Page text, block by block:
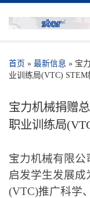
首页 » 最新信息 » 宝
业训练局(VTC)
宝力机械捐赠
职业训练局
宝力机械有限公
启发学生发展成
(VTC)推广科学